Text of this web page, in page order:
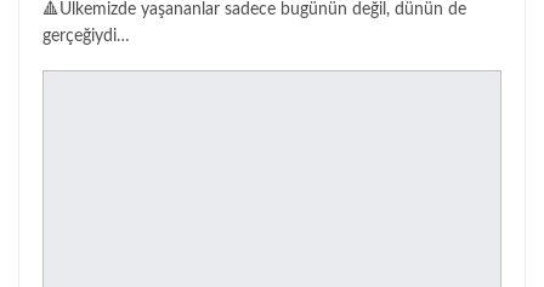
🔺Ülkemizde yaşananlar sadece bugünün değil, dünün de
gerçeğiydi…